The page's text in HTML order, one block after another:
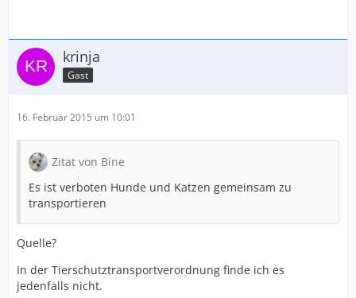
krinja
Gast
16. Februar 2015 um 10:01
Zitat von Bine
Es ist verboten Hunde und Katzen gemeinsam zu
transportieren
Quelle?
In der Tierschutztransportverordnung finde ich es
jedenfalls nicht.